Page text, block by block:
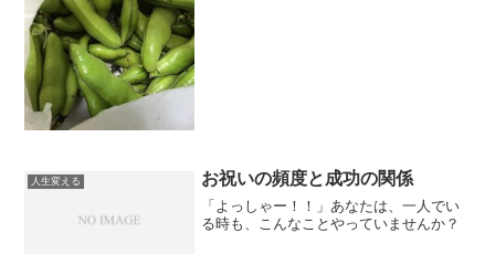
人生変える お祝いの頻度と成功の関係
「よっしゃー！！」あなたは、一人でい
る時も、こんなことやっていませんか？